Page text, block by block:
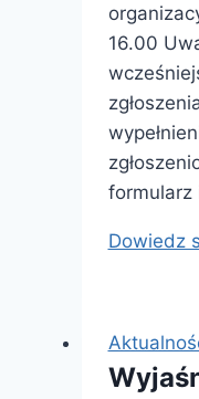
16.00
formularz
Dowiedz